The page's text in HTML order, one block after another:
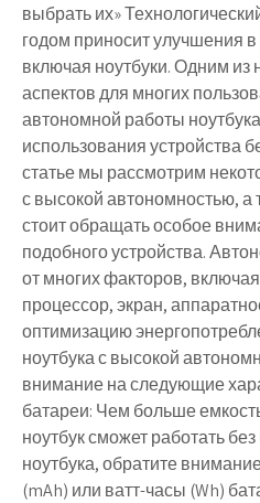
выбрать их»
годом приносит улучшения
включая ноутбуки. Одним
аспектов для многих
автономной работы
использования устройства
статье мы рассмотрим
с высокой автономностью, а
стоит обращать особое
подобного устройства.
от многих факторов,
процессор, экран,
оптимизацию
ноутбука с высокой
внимание на следующие
батареи: Чем больше
ноутбук сможет работать
ноутбука, обратите
(mAh) или ватт-часы (Wh)